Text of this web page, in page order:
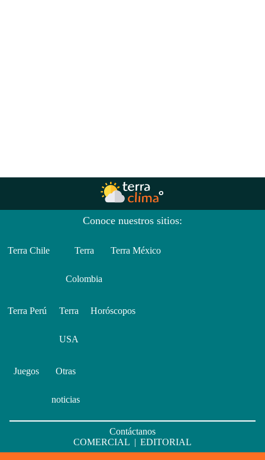
Conoce nuestros sitios:
Terra Chile Terra
Colombia
Terra México
Terra Perú Terra
USA
Horóscopos
Juegos Otras
noticias
Contáctanos
COMERCIAL | EDITORIAL